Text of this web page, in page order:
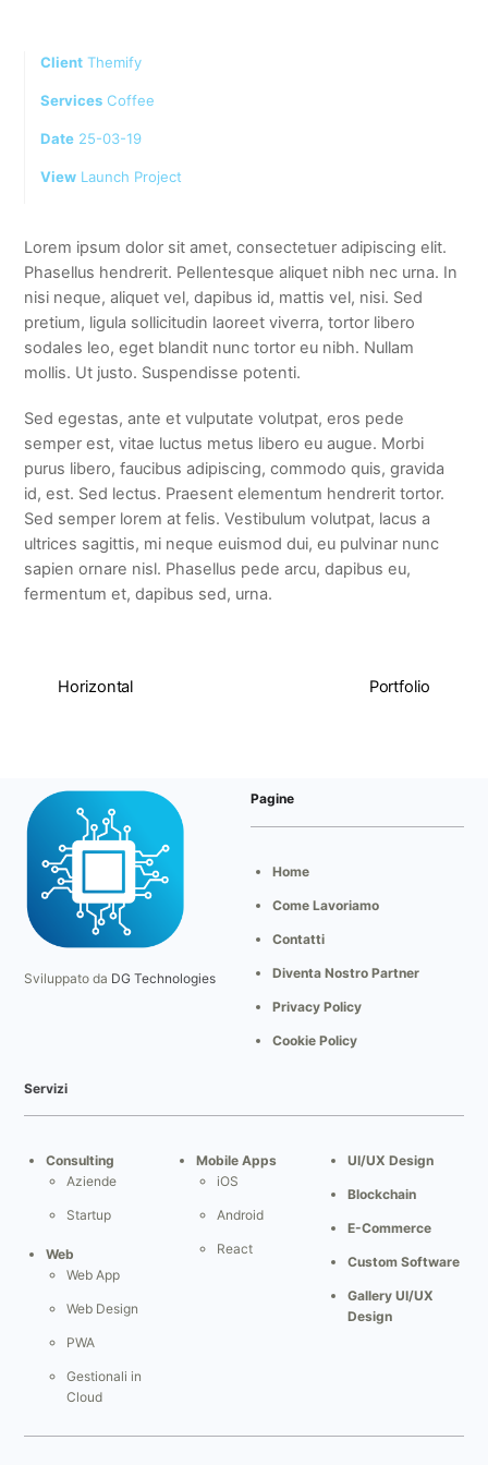
ClientThemify
ServicesCoffee
Date25-03-19
View Launch Project
Lorem ipsum dolor sit amet, consectetuer adipiscing elit.
Phasellus hendrerit. Pellentesque aliquet nibh nec urna. In
nisi neque, aliquet vel, dapibus id, mattis vel, nisi. Sed
pretium, ligula sollicitudin laoreet viverra, tortor libero
sodales leo, eget blandit nunc tortor eu nibh. Nullam
mollis. Ut justo. Suspendisse potenti.
Sed egestas, ante et vulputate volutpat, eros pede
semper est, vitae luctus metus libero eu augue. Morbi
purus libero, faucibus adipiscing, commodo quis, gravida
id, est. Sed lectus. Praesent elementum hendrerit tortor.
Sed semper lorem at felis. Vestibulum volutpat, lacus a
ultrices sagittis, mi neque euismod dui, eu pulvinar nunc
sapien ornare nisl. Phasellus pede arcu, dapibus eu,
fermentum et, dapibus sed, urna.
Horizontal Portfolio
Sviluppato da DG Technologies
Pagine
Home
Come Lavoriamo
Contatti
Diventa Nostro Partner
Privacy Policy
Cookie Policy
Servizi
Consulting
Aziende
Startup
Web
Web App
Web Design
PWA
Gestionali in
Cloud
Mobile Apps
iOS
Android
React
UI/UX Design
Blockchain
E-Commerce
Custom Software
Gallery UI/UX
Design